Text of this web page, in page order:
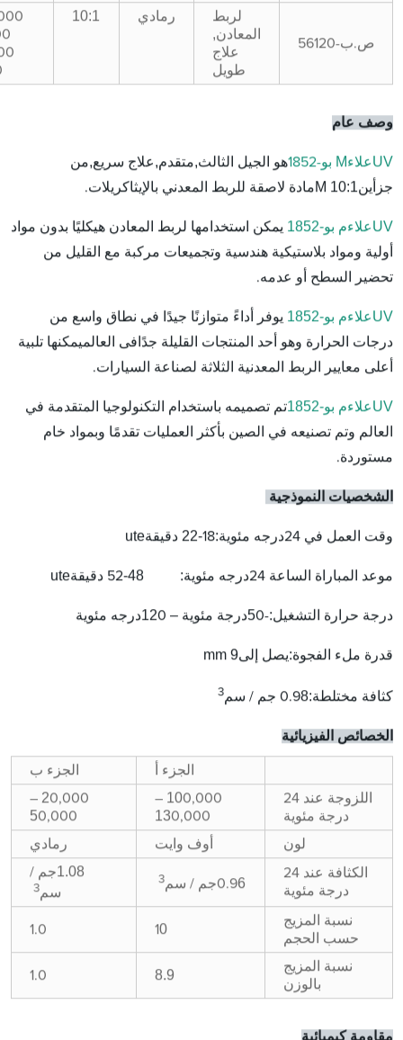
ص.ب-56120
لربط
المعادن,
علاج
طويل
رمادي 10:1
وصف عام
UVعلاءM بو-1852 هو الجيل الثالث,متقدم,علاج سريع,من
جزأين10:1
Mمادة لاصقة للربط المعدني بالإيثاكريلات.
UVعلاءم بو-1852
يمكن استخدامها لربط المعادن هيكليًا بدون مواد
أولية ومواد بلاستيكية هندسية وتجميعات مركبة مع القليل من
تحضير السطح أو عدمه.
UVعلاءم بو-1852
يوفر أداءً متوازنًا جيدًا في نطاق واسع من
درجات الحرارة وهو أحد المنتجات القليلة جدًا فى العالميمكنها تلبية
أعلى معايير الربط المعدنية الثلاثة لصناعة السيارات.
UVعلاءم بو-1852
تم تصميمه باستخدام التكنولوجيا المتقدمة في
العالم وتم تصنيعه في الصين بأكثر العمليات تقدمًا وبمواد خام
مستوردة.
الشخصيات النموذجية
وقت العمل في 24 درجه مئوية:
18
-22 دقيقةute
موعد المباراة الساعة 24 درجه مئوية:
48-
52 دقيقةute
درجة حرارة التشغيل:
-
50 درجة مئوية – 1
20 درجه مئوية
قدرة ملء الفجوة:يصل إلى9
mm
كثافة مختلطة:
0.98 جم / سم3
الخصائص الفيزيائية
الجزء أ
الجزء ب
اللزوجة عند 24
درجة مئوية
100,000 –
130,000
20,000 –
50,000
لون
أوف وايت رمادي
الكثافة عند 24
درجة مئوية
0.96 جم / سم3
1.08جم /
سم3
نسبة المزيج
حسب الحجم
10
1.0
نسبة المزيج
بالوزن
8.9
1.0
مقاومة كيميائية